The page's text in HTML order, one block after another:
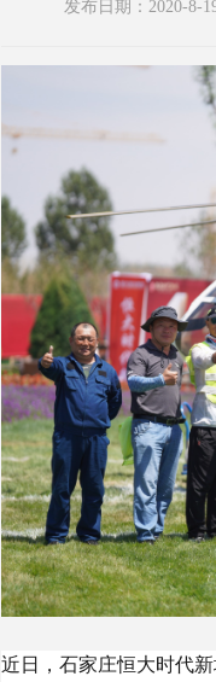
发布日期：2020-8-
近日，石家庄恒大时代